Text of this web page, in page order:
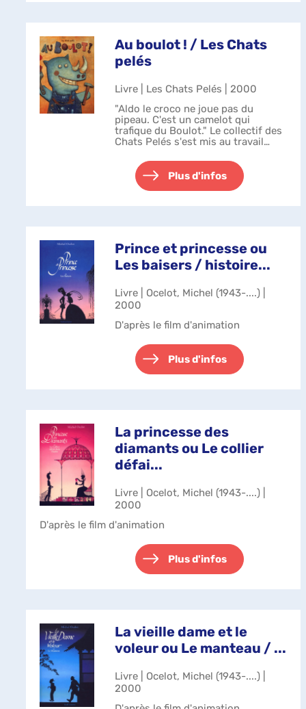
Au boulot ! / Les Chats
pelés
Livre | Les Chats Pelés | 2000
"Aldo le croco ne joue pas du
pipeau. C'est un camelot qui
trafique du Boulot." Le collectif des
Chats Pelés s'est mis au travail
personnages démesurés et
présentés sur un support en papier
glacé. Le...
Plus d'infos
Prince et princesse ou
Les baisers / histoire...
Livre | Ocelot, Michel (1943-....) |
2000
D'après le film d'animation
Plus d'infos
La princesse des
diamants ou Le collier
défai...
Livre | Ocelot, Michel (1943-....) |
2000
D'après le film d'animation
Plus d'infos
La vieille dame et le
voleur ou Le manteau / ...
Livre | Ocelot, Michel (1943-....) |
2000